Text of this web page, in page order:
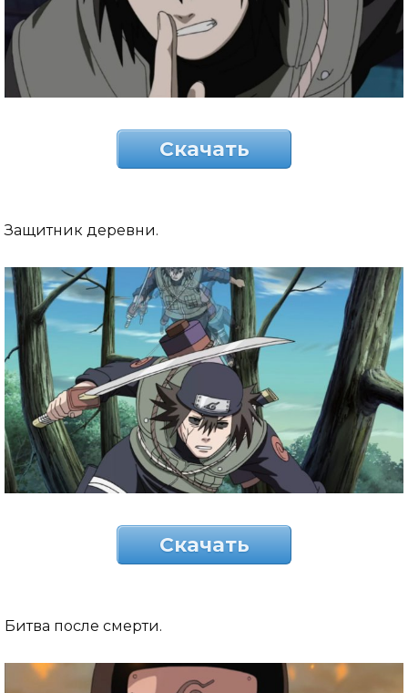
Скачать
Защитник деревни.
Скачать
Битва после смерти.